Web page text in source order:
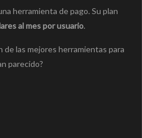
herramienta de pago. Su plan
al mes por usuario.
las mejores herramientas para
parecido?